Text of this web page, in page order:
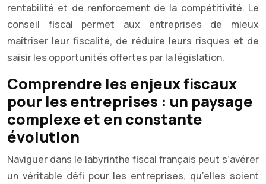
rentabilité et de renforcement de la compétitivité. Le
conseil fiscal permet aux entreprises de mieux
maîtriser leur fiscalité, de réduire leurs risques et de
saisir les opportunités offertes par la législation.
Comprendre les enjeux fiscaux
pour les entreprises : un paysage
complexe et en constante
évolution
Naviguer dans le labyrinthe fiscal français peut s’avérer
un véritable défi pour les entreprises, qu’elles soient